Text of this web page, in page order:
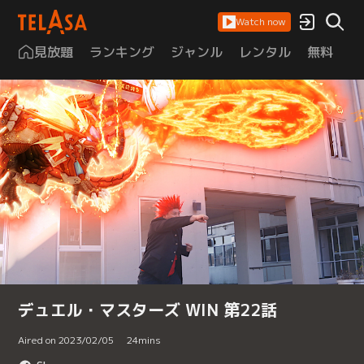
Watch now
見放題 ランキング ジャンル レンタル 無料
デュエル・マスターズ WIN 第22話
Aired on 2023/02/05 24mins